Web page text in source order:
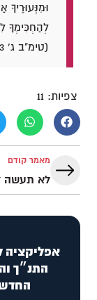
וּמִנְּעוּרֶיךָ
לְהַחְכִּימְךָ
(טימ"ב ג' 15-13).
צפיות: 11
מאמר קודם
לא תעשה
אפליקציה
התנ״ך